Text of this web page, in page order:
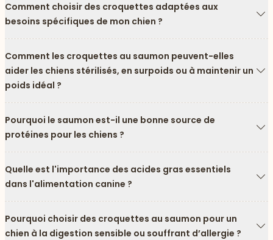
Comment choisir des croquettes adaptées aux
besoins spécifiques de mon chien ?
Comment les croquettes au saumon peuvent-elles
aider les chiens stérilisés, en surpoids ou à maintenir un
poids idéal ?
Pourquoi le saumon est-il une bonne source de
protéines pour les chiens ?
Quelle est l'importance des acides gras essentiels
dans l'alimentation canine ?
Pourquoi choisir des croquettes au saumon pour un
chien à la digestion sensible ou souffrant d’allergie ?